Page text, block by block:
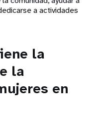
a actividades
la
la
en